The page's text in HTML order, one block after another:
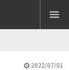
2022/07/01